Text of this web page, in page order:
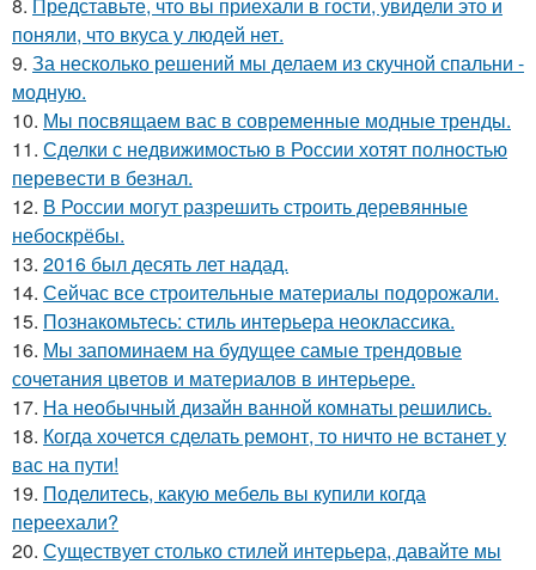
поняли, что вкуса у людей нет.
9. За несколько решений мы делаем из скучной спальни -
модную.
10. Мы посвящаем вас в современные модные тренды.
11. Сделки с недвижимостью в России хотят полностью
перевести в безнал.
12. В России могут разрешить строить деревянные
небоскрёбы.
13. 2016 был десять лет надад.
14. Сейчас все строительные материалы подорожали.
15. Познакомьтесь: стиль интерьера неоклассика.
16. Мы запоминаем на будущее самые трендовые
сочетания цветов и материалов в интерьере.
17. На необычный дизайн ванной комнаты решились.
18. Когда хочется сделать ремонт, то ничто не встанет у
вас на пути!
19. Поделитесь, какую мебель вы купили когда
переехали?
20. Существует столько стилей интерьера, давайте мы